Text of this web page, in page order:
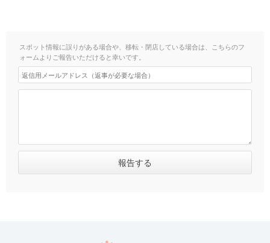
スポット情報に誤りがある場合や、移転・閉店している場合は、こちらのフ
ォームよりご報告いただけると幸いです。